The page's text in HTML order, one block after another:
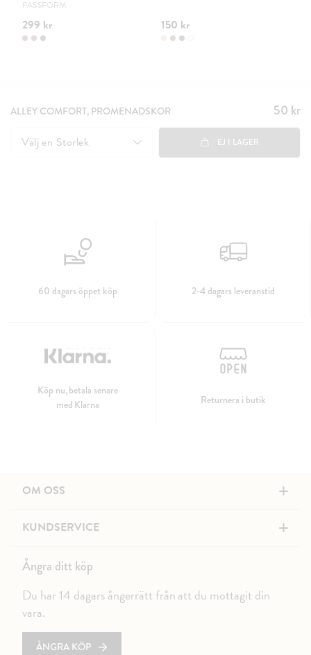
PASSFORM
299 kr 150 kr
ALLEY COMFORT, PROMENADSKOR Pris:
50 kr
50 kr
Välj en Storlek EJ I LAGER
60 dagars öppet köp 2-4 dagars leveranstid
Köp nu, betala senare
med Klarna
Returnera i butik
OM OSS +
KUNDSERVICE +
Ångra ditt köp
Du har 14 dagars ångerrätt från att du mottagit din
vara.
ÅNGRA KÖP